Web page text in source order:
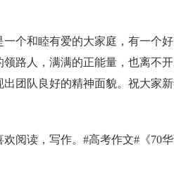
个和睦有爱的大家庭，有一个
路人，满满的正能量，也离不
团队良好的精神面貌。祝大家
阅读，写作。#高考作文#《70